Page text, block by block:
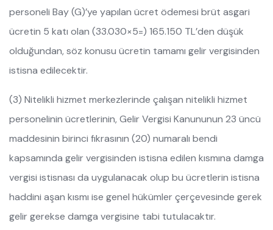
personeli Bay (G)’ye yapılan ücret ödemesi brüt asgari
ücretin 5 katı olan (33.030×5=) 165.150 TL’den düşük
olduğundan, söz konusu ücretin tamamı gelir vergisinden
istisna edilecektir.
(3) Nitelikli hizmet merkezlerinde çalışan nitelikli hizmet
personelinin ücretlerinin, Gelir Vergisi Kanununun 23 üncü
maddesinin birinci fıkrasının (20) numaralı bendi
kapsamında gelir vergisinden istisna edilen kısmına damga
vergisi istisnası da uygulanacak olup bu ücretlerin istisna
haddini aşan kısmı ise genel hükümler çerçevesinde gerek
gelir gerekse damga vergisine tabi tutulacaktır.